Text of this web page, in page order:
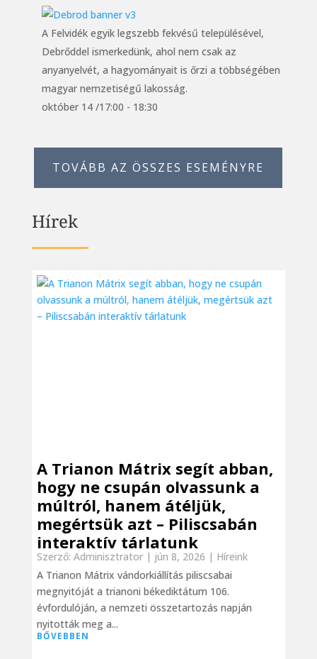
A Felvidék egyik legszebb fekvésű településével,
Debrőddel ismerkedünk, ahol nem csak az
anyanyelvét, a hagyományait is őrzi a többségében
magyar nemzetiségű lakosság.
október 14 /17:00 - 18:30
TOVÁBB AZ ÖSSZES ESEMÉNYRE
Hírek
A Trianon Mátrix segít abban,
hogy ne csupán olvassunk a
múltról, hanem átéljük,
megértsük azt – Piliscsabán
interaktív tárlatunk
Szerző: Adminisztrator| jún 8, 2026 | Híreink
A Trianon Mátrix vándorkiállítás piliscsabai
megnyitóját a trianoni békediktátum 106.
évfordulóján, a nemzeti összetartozás napján
nyitották meg a...
BŐVEBBEN